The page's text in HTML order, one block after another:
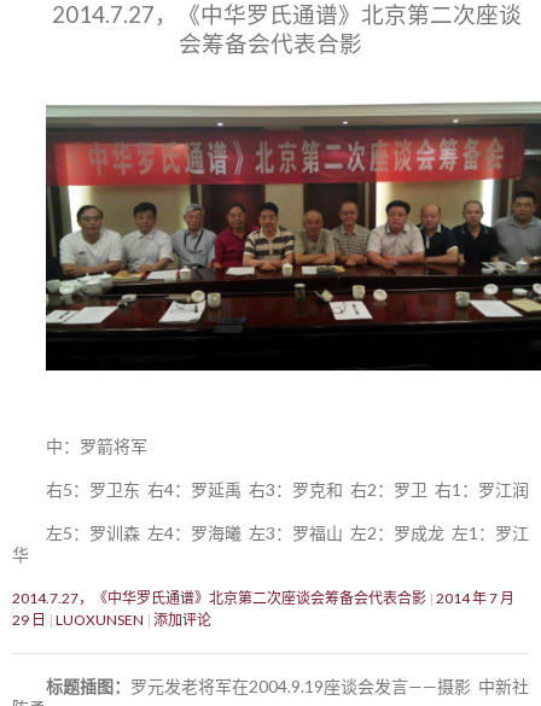
2014.7.27，《中华罗氏通谱》北京第二次座谈
会筹备会代表合影
中：罗箭将军
右5：罗卫东 右4：罗延禹 右3：罗克和 右2：罗卫 右1：罗江润
左5：罗训森 左4：罗海曦 左3：罗福山 左2：罗成龙 左1：罗江
华
2014.7.27，《中华罗氏通谱》北京第二次座谈会筹备会代表合影 2014 年 7 月
29 日
LUOXUNSEN 添加评论
标题插图： 罗元发老将军在2004.9.19座谈会发言——摄影 中新社